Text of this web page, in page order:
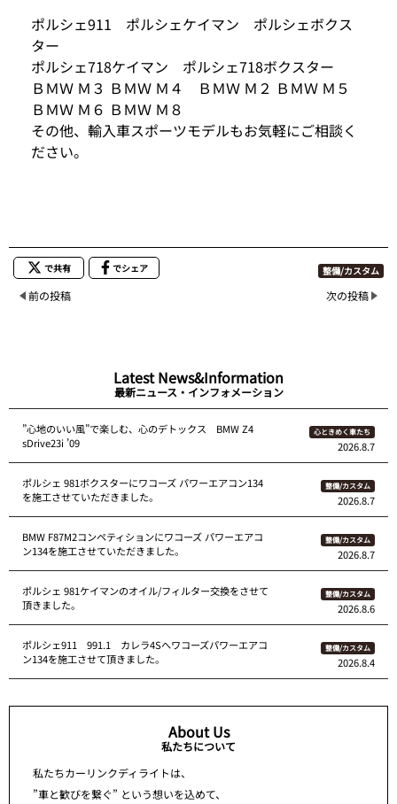
ポルシェ911 ポルシェケイマン ポルシェボクス
ター
ポルシェ718ケイマン ポルシェ718ボクスター
ＢＭＷ Ｍ３ ＢＭＷ Ｍ４ ＢＭＷ Ｍ２ ＢＭＷ Ｍ５
ＢＭＷ Ｍ６ ＢＭＷ Ｍ８
その他、輸入車スポーツモデルもお気軽にご相談く
ださい。
で共有 でシェア 整備/カスタム
前の投稿 次の投稿
Latest News&Information
最新ニュース・インフォメーション
”心地のいい風”で楽しむ、心のデトックス BMW Z4
sDrive23i ’09
心ときめく車たち
2026.8.7
ポルシェ 981ボクスターにワコーズ パワーエアコン134
を施工させていただきました。
整備/カスタム
2026.8.7
BMW F87M2コンペティションにワコーズ パワーエアコ
ン134を施工させていただきました。
整備/カスタム
2026.8.7
ポルシェ 981ケイマンのオイル/フィルター交換をさせて
頂きました。
整備/カスタム
2026.8.6
ポルシェ911 991.1 カレラ4Sへワコーズパワーエアコ
ン134を施工させて頂きました。
整備/カスタム
2026.8.4
About Us
私たちについて
私たちカーリンクディライトは、
”車と歓びを繋ぐ” という想いを込めて、